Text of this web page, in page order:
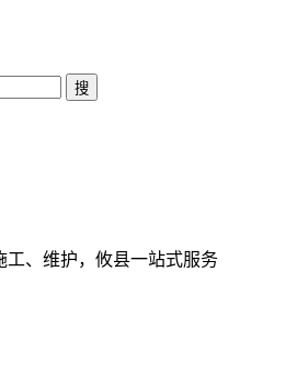
工、维护，攸县一站式服务